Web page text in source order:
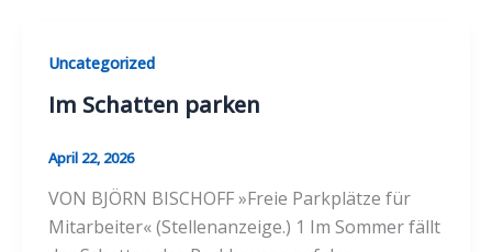
Uncategorized
Im Schatten parken
April 22, 2026
VON BJÖRN BISCHOFF »Freie Parkplätze für
Mitarbeiter« (Stellenanzeige.) 1 Im Sommer fällt